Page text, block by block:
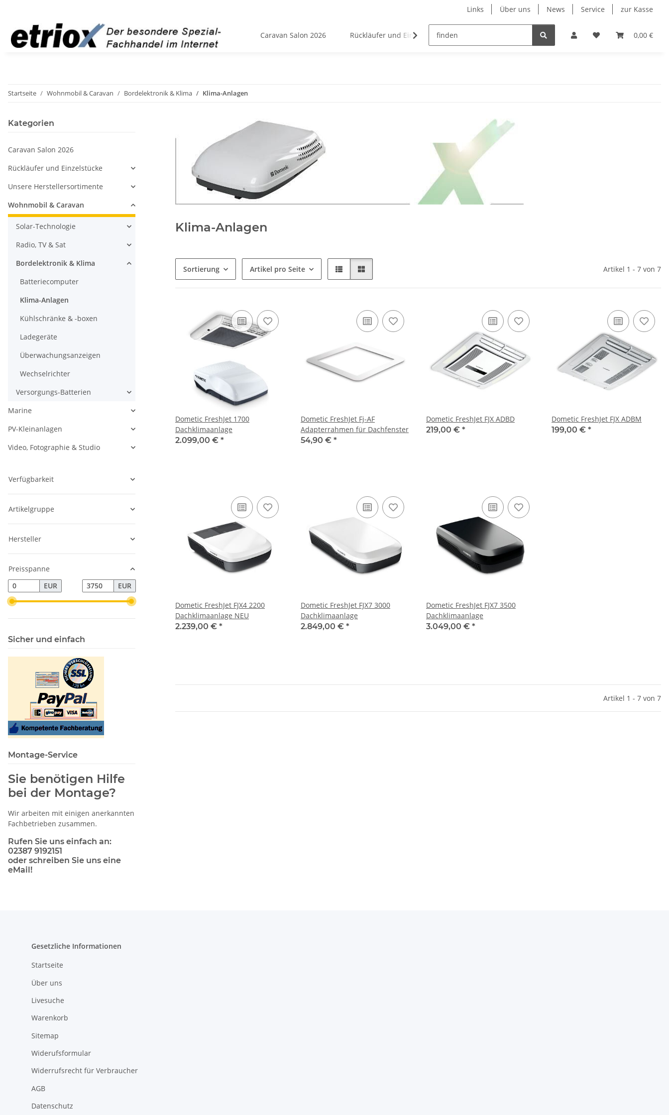
Links Über uns News Service zur Kasse
0,00 €
Caravan Salon 2026 Rückläufer und Einzelstücke Unsere Herstellersortimente Wohnmobil &
Startseite Wohnmobil & Caravan Bordelektronik & Klima Klima-Anlagen
Klima-Anlagen
Sortierung Artikel pro Seite Artikel 1 - 7 von 7
Dometic FreshJet 1700
Dachklimaanlage
2.099,00 € *
Dometic FreshJet Fj-AF
Adapterrahmen für Dachfenster
54,90 € *
Dometic FreshJet FJX ADBD
219,00 € *
Dometic FreshJet FJX ADBM
199,00 € *
Dometic FreshJet FJX4 2200
Dachklimaanlage NEU
2.239,00 € *
Dometic FreshJet FJX7 3000
Dachklimaanlage
2.849,00 € *
Dometic FreshJet FJX7 3500
Dachklimaanlage
3.049,00 € *
Artikel 1 - 7 von 7
Kategorien
Caravan Salon 2026
Rückläufer und Einzelstücke
Unsere Herstellersortimente
Wohnmobil & Caravan
Solar-Technologie
Radio, TV & Sat
Bordelektronik & Klima
Batteriecomputer
Klima-Anlagen
Kühlschränke & -boxen
Ladegeräte
Überwachungsanzeigen
Wechselrichter
Versorgungs-Batterien
Marine
PV-Kleinanlagen
Video, Fotographie & Studio
Verfügbarkeit
Artikelgruppe
Hersteller
Preisspanne
EUR
EUR
Sicher und einfach
Montage-Service
Sie benötigen Hilfe
bei der Montage?
Wir arbeiten mit einigen anerkannten
Fachbetrieben zusammen.
Rufen Sie uns einfach an:
02387 9192151
oder schreiben Sie uns eine
eMail!
Gesetzliche Informationen
Startseite
Über uns
Livesuche
Warenkorb
Sitemap
Widerufsformular
Widerrufsrecht für Verbraucher
AGB
Datenschutz